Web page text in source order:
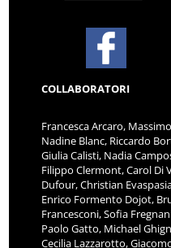
COLLABORATORI
Francesca Arcaro,
Nadine Blanc, Riccardo
Giulia Calisti, Nadia
Filippo Clermont, Carol Di
Dufour, Christian
Enrico Formento Dojot,
Francesconi, Sofia
Paolo Gatto, Michael
Cecilia Lazzarotto,